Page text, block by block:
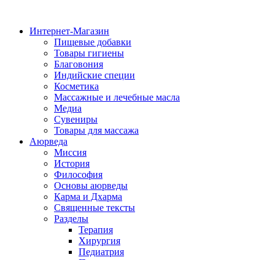
Интернет-Магазин
Пищевые добавки
Товары гигиены
Благовония
Индийские специи
Косметика
Массажные и лечебные масла
Медиа
Сувениры
Товары для массажа
Аюрведа
Миссия
История
Философия
Основы аюрведы
Карма и Дхарма
Священные тексты
Разделы
Терапия
Хирургия
Педиатрия